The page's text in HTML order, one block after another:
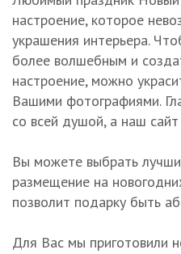
настроение, которое
украшения интерьера.
более волшебным и
настроение, можно
Вашими фотографиями.
со всей душой, а наш
Вы можете выбрать
размещение на
позволит подарку быть
Для Вас мы приготовили